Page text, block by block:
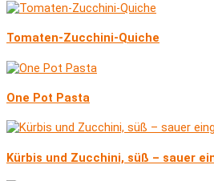
Tomaten-Zucchini-Quiche
One Pot Pasta
Kürbis und Zucchini, süß – sauer